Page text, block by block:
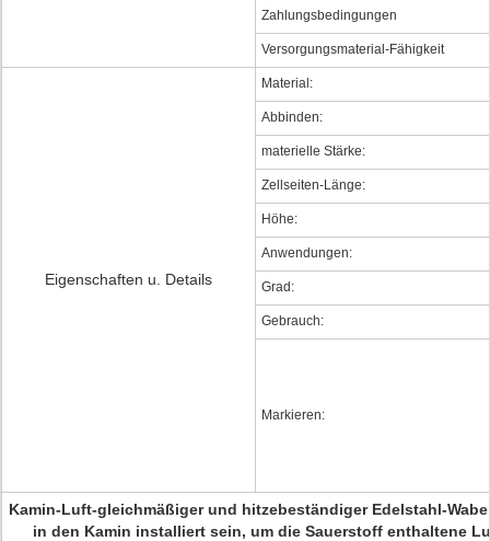
Zahlungsbedingungen
Versorgungsmaterial-Fähigkeit
Eigenschaften u. Details
Material:
Abbinden:
materielle Stärke:
Zellseiten-Länge:
Höhe:
Anwendungen:
Grad:
Gebrauch:
Markieren:
Kamin-Luft-gleichmäßiger und hitzebeständiger Edelstahl-
in den Kamin installiert sein, um die Sauerstoff enthaltene